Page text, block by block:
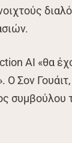
AI «θα
Σον
συμβούλου